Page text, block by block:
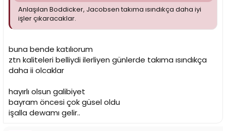
Anlaşılan Boddicker, Jacobsen takıma ısındıkça daha iyi
işler çıkaracaklar.
buna bende katılıorum
ztn kaliteleri belliydi ilerliyen günlerde takıma ısındıkça
daha ii olcaklar
hayırlı olsun galibiyet
bayram öncesi çok güsel oldu
işalla dewamı gelir..